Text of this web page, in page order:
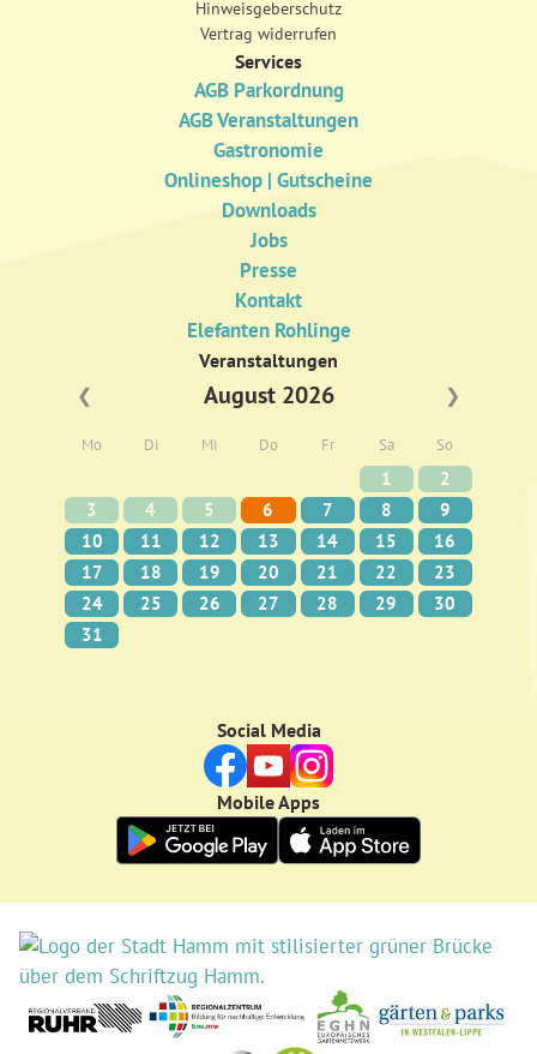
Hinweisgeberschutz
Vertrag widerrufen
Services
AGB Parkordnung
AGB Veranstaltungen
Gastronomie
Onlineshop | Gutscheine
Downloads
Jobs
Presse
Kontakt
Elefanten Rohlinge
Veranstaltungen
❮
August 2026 ❯
Mo Di Mi Do Fr Sa So
1
2
3
4 5 6 7 8
9
10
11 12 13 14 15
16
17
18 19 20 21 22
23
24
25 26 27 28 29
30
31
Social Media
Mobile Apps